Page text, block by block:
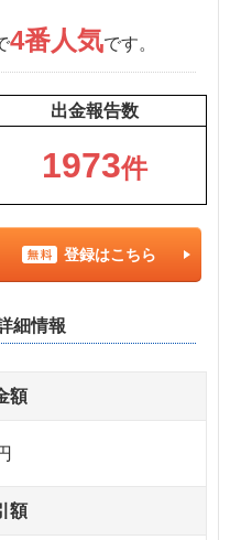
4番人気です。
出金報告数
1973件
登録はこちら
細情報
額
額